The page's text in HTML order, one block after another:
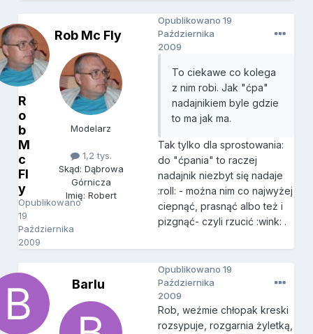
R
o
b
M
c
Fl
y
Opublikowano
19
Października
2009
Rob Mc Fly
Modelarz
1,2 tys.
Skąd: Dąbrowa
Górnicza
Imię: Robert
Opublikowano19
Października
2009
To ciekawe co kolega
z nim robi. Jak "ćpa"
nadajnikiem byle gdzie
to ma jak ma.
Tak tylko dla sprostowania:
do "ćpania" to raczej
nadajnik niezbyt się nadaje
:roll: - można nim co najwyżej
ciepnąć, prasnąć albo też i
pizgnąć- czyli rzucić :wink: .
Barlu
Opublikowano19
Października
2009
Rob, weźmie chłopak kreski
rozsypuje, rozgarnia żyletką,